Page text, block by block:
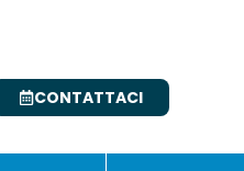
CONTATTACI